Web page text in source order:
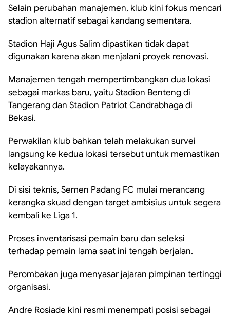
Selain perubahan manajemen, klub kini fokus mencari
stadion alternatif sebagai kandang sementara.
Stadion Haji Agus Salim dipastikan tidak dapat
digunakan karena akan menjalani proyek renovasi.
Manajemen tengah mempertimbangkan dua lokasi
sebagai markas baru, yaitu Stadion Benteng di
Tangerang dan Stadion Patriot Candrabhaga di
Bekasi.
Perwakilan klub bahkan telah melakukan survei
langsung ke kedua lokasi tersebut untuk memastikan
kelayakannya.
Di sisi teknis, Semen Padang FC mulai merancang
kerangka skuad dengan target ambisius untuk segera
kembali ke Liga 1.
Proses inventarisasi pemain baru dan seleksi
terhadap pemain lama saat ini tengah berjalan.
Perombakan juga menyasar jajaran pimpinan tertinggi
organisasi.
Andre Rosiade kini resmi menempati posisi sebagai